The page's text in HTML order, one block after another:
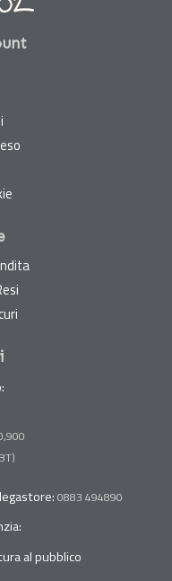
0883 494890
al pubblico